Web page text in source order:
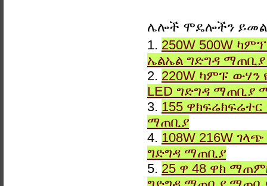
ሌሎች ሞዴሎችን
1. 250W 500W
ኤልኤል ግድግዳ
2. 220W ካምፑ ውሃን
LED ግድግዳ ማጠቢያ
3. 155 ዋክፍሬክፍሬተር
ማጠቢያ
4. 108W 216W
ግድግዳ ማጠቢያ
5. 25 ዋ 48 ዋክ